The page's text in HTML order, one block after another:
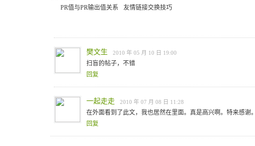
PR值与PR输出值关系
友情链接交换技巧
樊文生 2010 年 05 月 10 日 19:00
扫盲的帖子，不错
回复
一起走走 2010 年 07 月 08 日 11:28
在外面看到了此文，我也居然在里面。真是高兴啊。特来感谢
回复